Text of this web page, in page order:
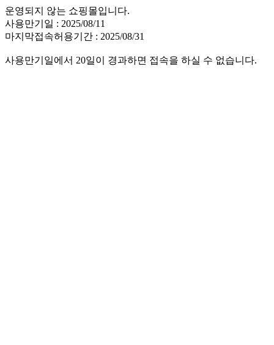
운영되지 않는 쇼핑몰입니다.
사용만기일 : 2025/08/11
마지막접속허용기간 : 2025/08/31
사용만기일에서 20일이 경과하면 접속을 하실 수 없습니다.